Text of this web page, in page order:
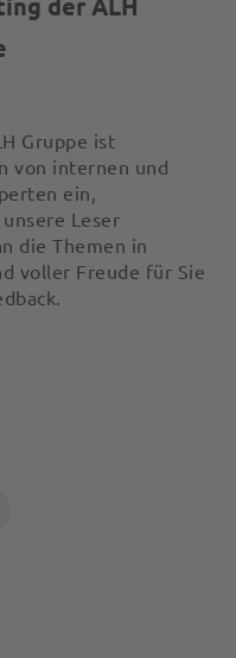
der ALH
Gruppe ist
von internen und
ein,
Leser
die Themen in
voller Freude für Sie